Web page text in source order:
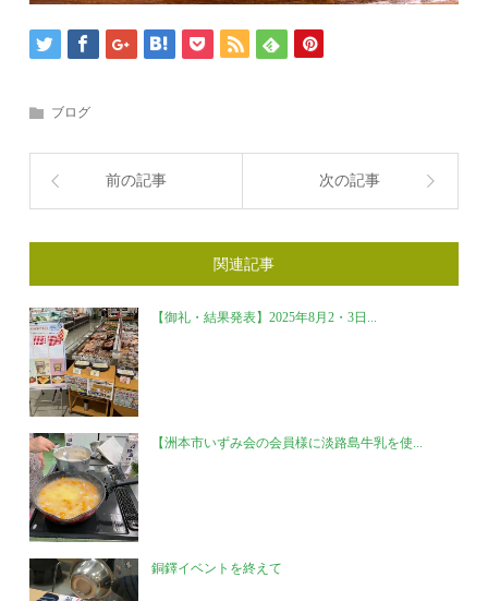
ブログ
前の記事 次の記事
関連記事
【御礼・結果発表】2025年8月2・3日...
【洲本市いずみ会の会員様に淡路島牛乳を使...
銅鐸イベントを終えて